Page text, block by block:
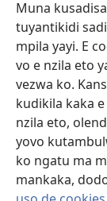
Muna
tuyantikidi
mpila yayi. E
vo e nzila eto
vezwa ko.
kudikila kaka
nzila eto,
yovo
ko ngatu ma
mankaka,
(opens
new
LUNDILU
(opens
new
window)JW Hub
(opens
new
window)Aplicativo JW